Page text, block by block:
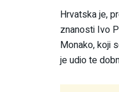
Hrvatska je,
znanosti Ivo
Monako, koji
je udio te